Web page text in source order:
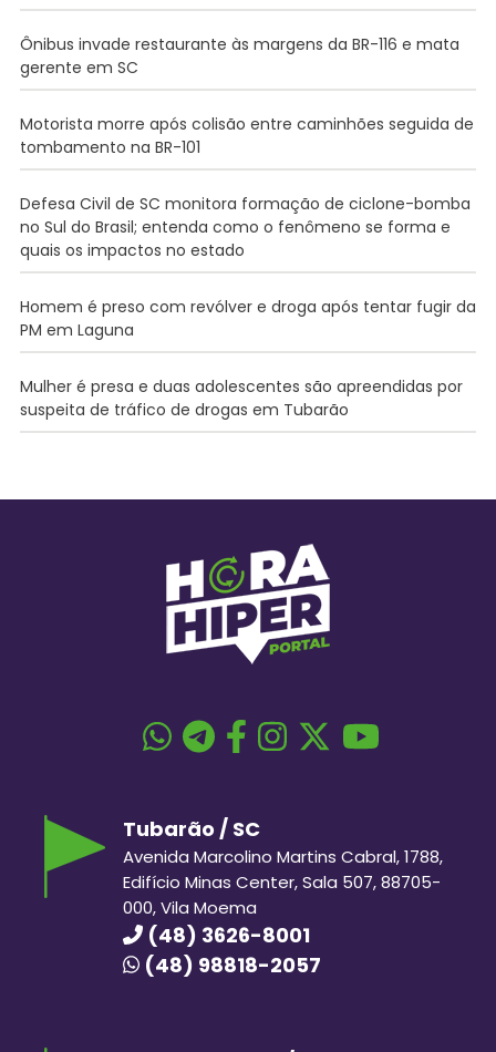
Ônibus invade restaurante às margens da BR-116 e mata
gerente em SC
Motorista morre após colisão entre caminhões seguida de
tombamento na BR-101
Defesa Civil de SC monitora formação de ciclone-bomba
no Sul do Brasil; entenda como o fenômeno se forma e
quais os impactos no estado
Homem é preso com revólver e droga após tentar fugir da
PM em Laguna
Mulher é presa e duas adolescentes são apreendidas por
suspeita de tráfico de drogas em Tubarão
Tubarão / SC
Avenida Marcolino Martins Cabral, 1788,
Edifício Minas Center, Sala 507, 88705-
000, Vila Moema
(48) 3626-8001
(48) 98818-2057